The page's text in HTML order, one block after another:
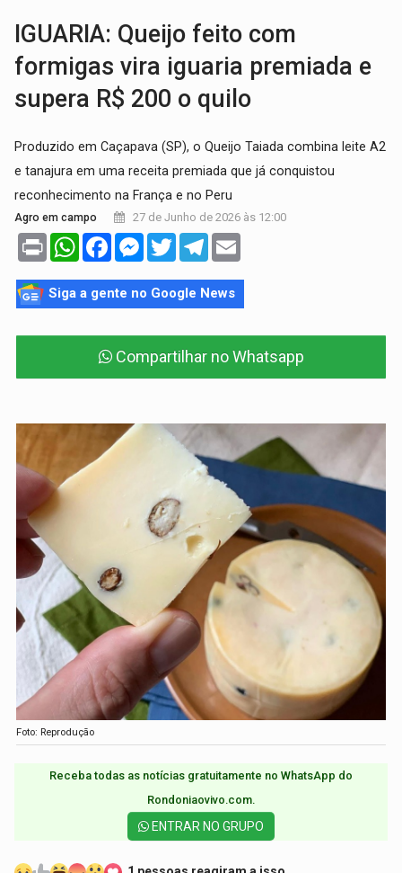
IGUARIA: Queijo feito com
formigas vira iguaria premiada e
supera R$ 200 o quilo
Produzido em Caçapava (SP), o Queijo Taiada combina leite A2
e tanajura em uma receita premiada que já conquistou
reconhecimento na França e no Peru
Agro em campo 27 de Junho de 2026 às 12:00
Print WhatsAppFacebookMessenger
TwitterTelegram
Siga a gente no Google News
Compartilhar no Whatsapp
Foto: Reprodução
Receba todas as notícias gratuitamente no WhatsApp do
Rondoniaovivo.com.​
ENTRAR NO GRUPO